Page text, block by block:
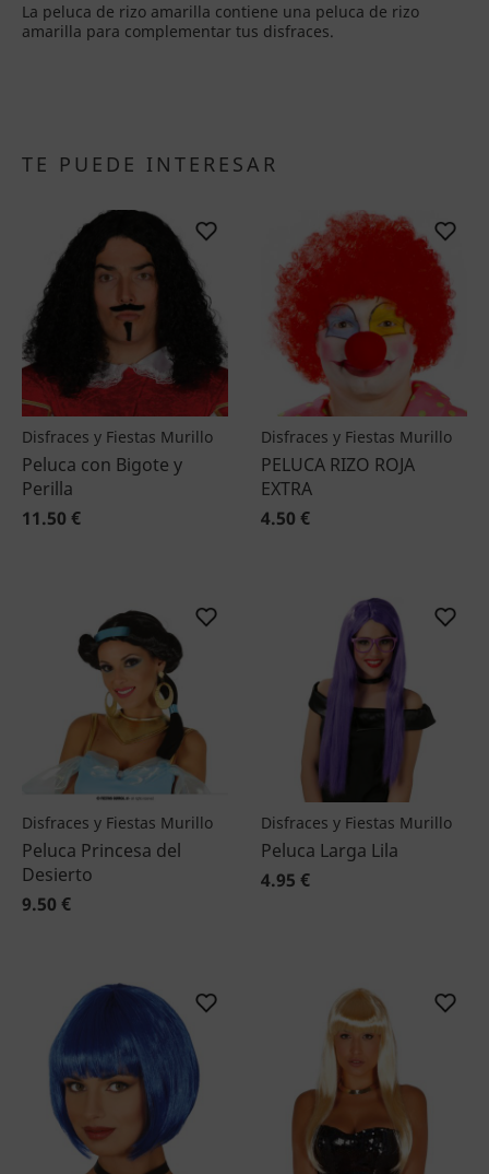
La peluca de rizo amarilla contiene una peluca de rizo
amarilla para complementar tus disfraces.
TE PUEDE INTERESAR
Disfraces y Fiestas Murillo
Peluca con Bigote y
Perilla
11.50 €
Disfraces y Fiestas Murillo
PELUCA RIZO ROJA
EXTRA
4.50 €
Disfraces y Fiestas Murillo
Peluca Princesa del
Desierto
9.50 €
Disfraces y Fiestas Murillo
Peluca Larga Lila
4.95 €